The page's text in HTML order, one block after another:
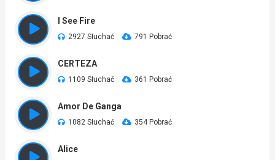
I See Fire
2927 Słuchać 791 Pobrać
CERTEZA
1109 Słuchać 361 Pobrać
Amor De Ganga
1082 Słuchać 354 Pobrać
Alice